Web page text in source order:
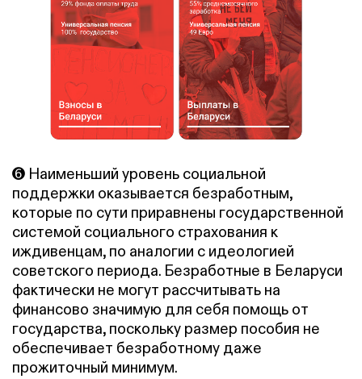
➏ Наименьший уровень социальной
поддержки оказывается безработным,
которые по сути приравнены государственной
системой социального страхования к
иждивенцам, по аналогии с идеологией
советского периода. Безработные в Беларуси
фактически не могут рассчитывать на
финансово значимую для себя помощь от
государства, поскольку размер пособия не
обеспечивает безработному даже
прожиточный минимум.